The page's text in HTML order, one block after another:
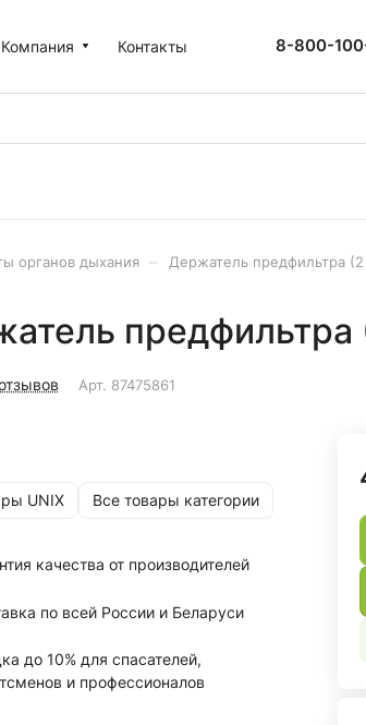
Компания Контакты 8-800-
органов дыхания Держатель предфильтра
предфильтра
Арт. 87475861
UNIX Все товары категории
качества от производителей
по всей России и Беларуси
до 10% для спасателей,
и профессионалов